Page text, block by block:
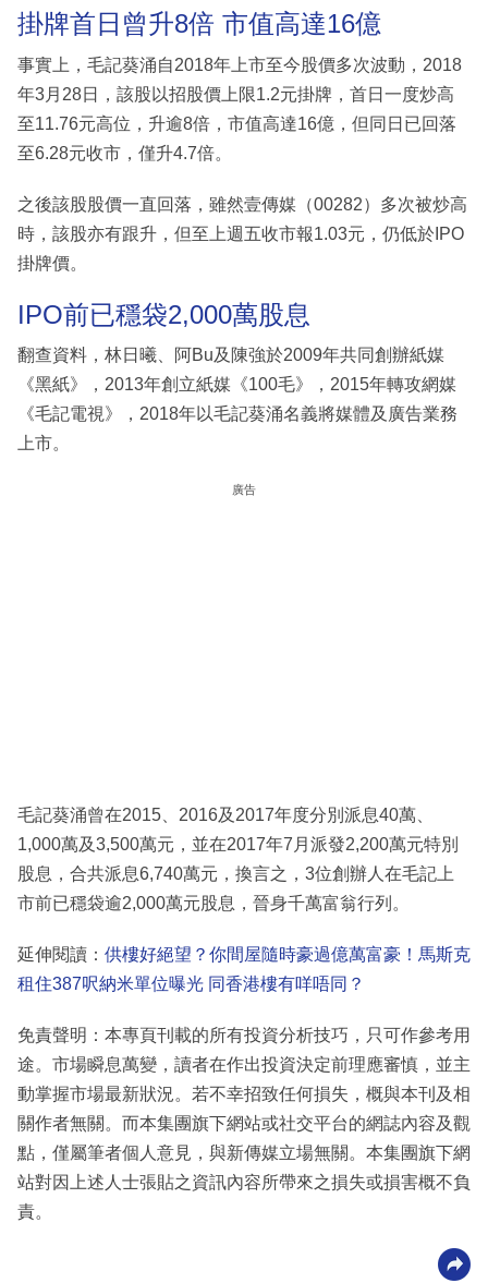
掛牌首日曾升8倍 市值高達16億
事實上，毛記葵涌自2018年上市至今股價多次波動，2018
年3月28日，該股以招股價上限1.2元掛牌，首日一度炒高
至11.76元高位，升逾8倍，市值高達16億，但同日已回落
至6.28元收市，僅升4.7倍。
之後該股股價一直回落，雖然壹傳媒（00282）多次被炒高
時，該股亦有跟升，但至上週五收市報1.03元，仍低於IPO
掛牌價。
IPO前已穩袋2,000萬股息
翻查資料，林日曦、阿Bu及陳強於2009年共同創辦紙媒
《黑紙》，2013年創立紙媒《100毛》，2015年轉攻網媒
《毛記電視》，2018年以毛記葵涌名義將媒體及廣告業務
上市。
廣告
毛記葵涌曾在2015、2016及2017年度分別派息40萬、
1,000萬及3,500萬元，並在2017年7月派發2,200萬元特別
股息，合共派息6,740萬元，換言之，3位創辦人在毛記上
市前已穩袋逾2,000萬元股息，晉身千萬富翁行列。
延伸閱讀： 供樓好絕望？你間屋隨時豪過億萬富豪！馬斯克
租住387呎納米單位曝光 同香港樓有咩唔同？
免責聲明：本專頁刊載的所有投資分析技巧，只可作參考用
途。市場瞬息萬變，讀者在作出投資決定前理應審慎，並主
動掌握市場最新狀況。若不幸招致任何損失，概與本刊及相
關作者無關。而本集團旗下網站或社交平台的網誌內容及觀
點，僅屬筆者個人意見，與新傳媒立場無關。本集團旗下網
站對因上述人士張貼之資訊內容所帶來之損失或損害概不負
責。